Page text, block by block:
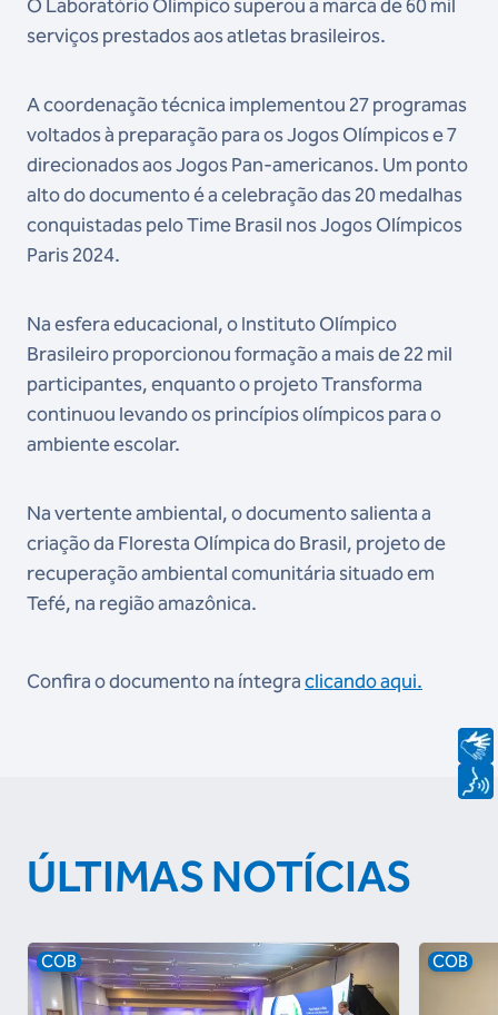
O Laboratório Olímpico superou a marca de 60 mil
serviços prestados aos atletas brasileiros.
A coordenação técnica implementou 27 programas
voltados à preparação para os Jogos Olímpicos e 7
direcionados aos Jogos Pan-americanos. Um ponto
alto do documento é a celebração das 20 medalhas
conquistadas pelo Time Brasil nos Jogos Olímpicos
Paris 2024.
Na esfera educacional, o Instituto Olímpico
Brasileiro proporcionou formação a mais de 22 mil
participantes, enquanto o projeto Transforma
continuou levando os princípios olímpicos para o
ambiente escolar.
Na vertente ambiental, o documento salienta a
criação da Floresta Olímpica do Brasil, projeto de
recuperação ambiental comunitária situado em
Tefé, na região amazônica.
Confira o documento na íntegraclicando aqui.
ÚLTIMAS NOTÍCIAS
COB COB